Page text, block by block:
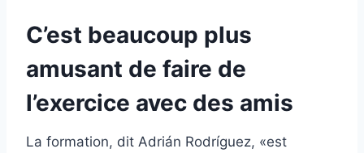
C’est beaucoup plus
amusant de faire de
l’exercice avec des amis
La formation, dit Adrián Rodríguez, «est